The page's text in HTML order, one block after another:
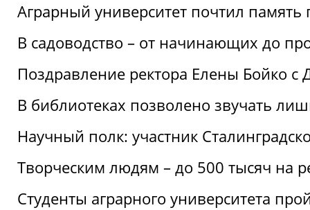
Аграрный университет почтил
В садоводство – от начинающих до
Поздравление ректора Елены Бойко
В библиотеках позволено звучать
Научный полк: участник
Творческим людям – до 500 тысяч на
Студенты аграрного университета